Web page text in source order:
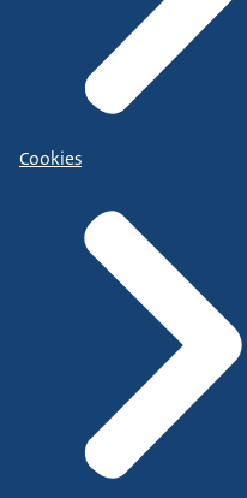
Cookies